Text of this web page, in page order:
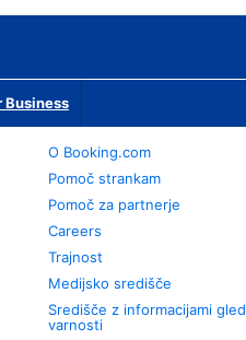
Business
O Booking.com
Pomoč strankam
Pomoč za partnerje
Careers
Trajnost
Medijsko središče
Središče z informacijami
varnosti